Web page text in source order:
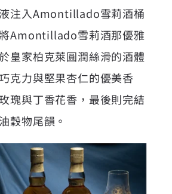
注入Amontillado雪莉酒桶
Amontillado雪莉酒那優雅
皇家柏克萊圓潤絲滑的酒體
克力與堅果杏仁的優美香
瑰與丁香花香，最後則完結
穀物尾韻。